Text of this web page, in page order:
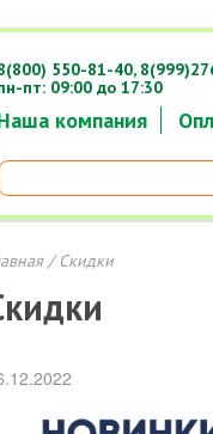
компания
550-81-40,
пт: 09:00 до 17:30
/ Скидки